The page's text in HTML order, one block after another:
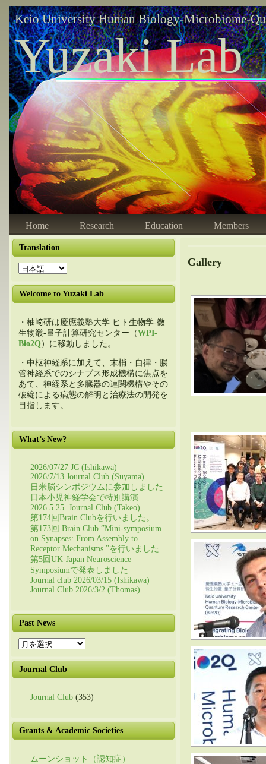
Keio University Human Biology-Microbiome-
Yuzaki Lab
Home Research Education Members
Translation
Welcome to Yuzaki Lab
・柚﨑研は慶應義塾大学 ヒト生物学-微
生物叢-量子計算研究センター（WPI-
Bio2Q）に移動しました。
・中枢神経系に加えて、末梢・自律・腸
管神経系でのシナプス形成機構に焦点を
あて、神経系と多臓器の連関機構やその
破綻による病態の解明と治療法の開発を
目指します。
What’s New?
2026/07/27 JC (Ishikawa)
2026/7/13 Journal Club (Suyama)
日米脳シンポジウムに参加しました
日本小児神経学会で特別講演
2026.5.25. Journal Club (Takeo)
第174回Brain Clubを行いました。
第173回 Brain Club ”Mini-symposium
on Synapses: From Assembly to
Receptor Mechanisms.”を行いました
第5回UK-Japan Neuroscience
Symposiumで発表しました
Journal club 2026/03/15 (Ishikawa)
Journal Club 2026/3/2 (Thomas)
Past News
Past
News
Journal Club
Journal Club (353)
Grants & Academic Societies
ムーンショット（認知症）
Gallery